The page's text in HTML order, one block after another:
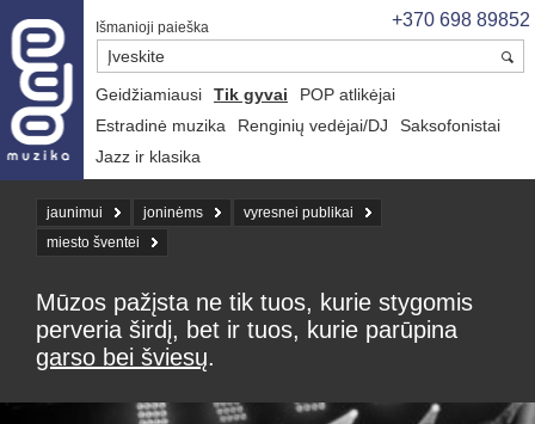
+370 698 89852
Išmanioji paieška
Geidžiamiausi Tik gyvai
POP atlikėjai
Estradinė muzika
Renginių vedėjai/DJ
Saksofonistai
Jazz ir klasika
jaunimui joninėms
vyresnei publikai
miesto šventei
Mūzos pažįsta ne tik tuos, kurie stygomis
perveria širdį, bet ir tuos, kurie parūpina
garso bei šviesų.